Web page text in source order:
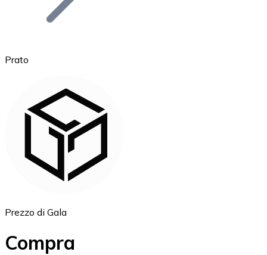
Ethereum
Prato
Prezzo di Gala
Compra